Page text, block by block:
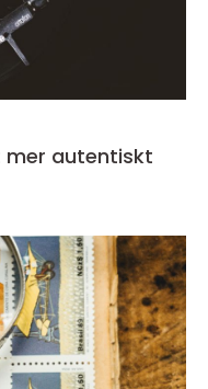
mer autentiskt